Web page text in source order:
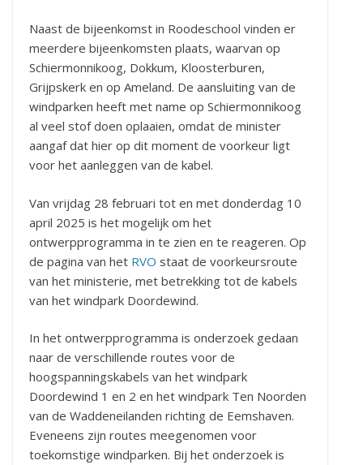
Naast de bijeenkomst in Roodeschool vinden er
meerdere bijeenkomsten plaats, waarvan op
Schiermonnikoog, Dokkum, Kloosterburen,
Grijpskerk en op Ameland. De aansluiting van de
windparken heeft met name op Schiermonnikoog
al veel stof doen oplaaien, omdat de minister
aangaf dat hier op dit moment de voorkeur ligt
voor het aanleggen van de kabel.
Van vrijdag 28 februari tot en met donderdag 10
april 2025 is het mogelijk om het
ontwerpprogramma in te zien en te reageren. Op
de pagina van het RVO staat de voorkeursroute
van het ministerie, met betrekking tot de kabels
van het windpark Doordewind.
In het ontwerpprogramma is onderzoek gedaan
naar de verschillende routes voor de
hoogspanningskabels van het windpark
Doordewind 1 en 2 en het windpark Ten Noorden
van de Waddeneilanden richting de Eemshaven.
Eveneens zijn routes meegenomen voor
toekomstige windparken. Bij het onderzoek is